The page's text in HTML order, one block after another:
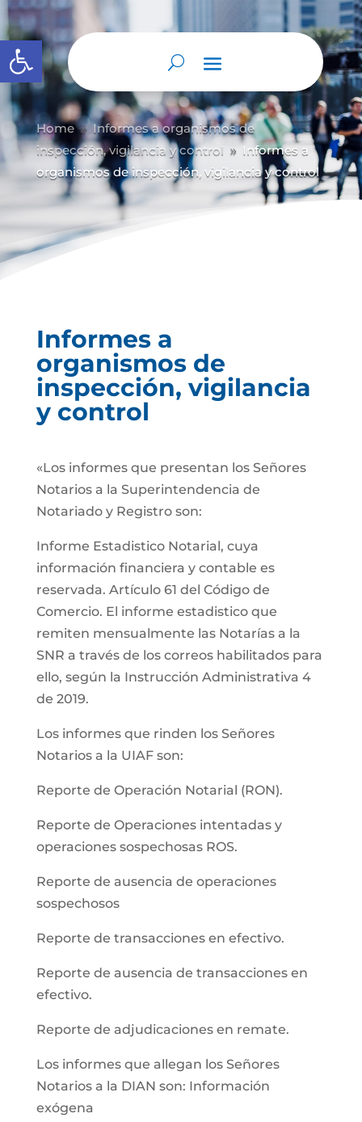
Abrir barra de herramientas
Home 9 Informes a organismos de
inspección, vigilancia y control 9
Informes a
organismos de inspección, vigilancia y control
Informes a
organismos de
inspección, vigilancia
y control
«Los informes que presentan los Señores
Notarios a la Superintendencia de
Notariado y Registro son:
Informe Estadistico Notarial, cuya
información financiera y contable es
reservada. Artículo 61 del Código de
Comercio. El informe estadistico que
remiten mensualmente las Notarías a la
SNR a través de los correos habilitados para
ello, según la Instrucción Administrativa 4
de 2019.
Los informes que rinden los Señores
Notarios a la UIAF son:
Reporte de Operación Notarial (RON).
Reporte de Operaciones intentadas y
operaciones sospechosas ROS.
Reporte de ausencia de operaciones
sospechosos
Reporte de transacciones en efectivo.
Reporte de ausencia de transacciones en
efectivo.
Reporte de adjudicaciones en remate.
Los informes que allegan los Señores
Notarios a la DIAN son: Información
exógena